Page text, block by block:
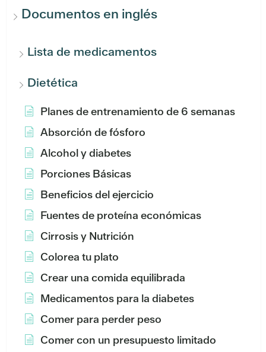
Documentos en inglés
Lista de medicamentos
Dietética
Planes de entrenamiento de 6 semanas
Absorción de fósforo
Alcohol y diabetes
Porciones Básicas
Beneficios del ejercicio
Fuentes de proteína económicas
Cirrosis y Nutrición
Colorea tu plato
Crear una comida equilibrada
Medicamentos para la diabetes
Comer para perder peso
Comer con un presupuesto limitado